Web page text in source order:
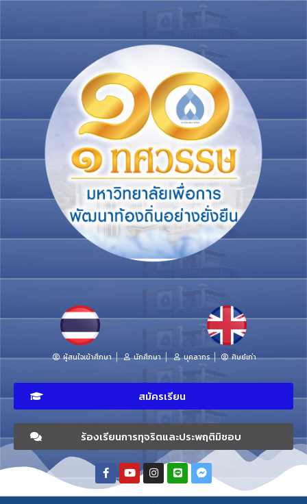
ผู้สนใจเข้าศึกษา นักศึกษา บุคลากร ศิษย์เก่า
สมัครเรียน
ร้องเรียนการทุจริตและประพฤติมิชอบ